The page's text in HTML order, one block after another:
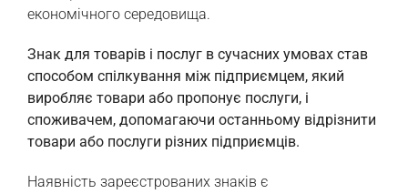
економічного середовища.
Знак для товарів і послуг в сучасних умовах став
способом спілкування між підприємцем, який
виробляє товари або пропонує послуги, і
споживачем, допомагаючи останньому відрізнити
товари або послуги різних підприємців.
Наявність зареєстрованих знаків є